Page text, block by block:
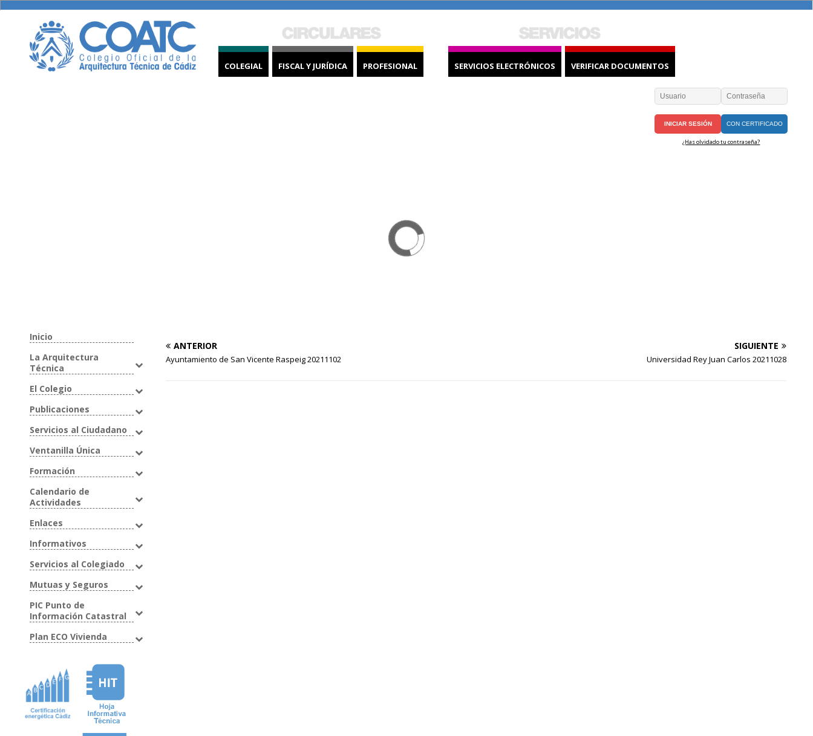
COLEGIAL FISCAL Y JURÍDICA PROFESIONAL SERVICIOS ELECTRÓNICOS VERIFICAR DOCUMENTOS
CON CERTIFICADO
¿Has olvidado tu contraseña?
ANTERIOR
Ayuntamiento de San Vicente Raspeig 20211102
SIGUIENTE
Universidad Rey Juan Carlos 20211028
Inicio
La Arquitectura
Técnica
El Colegio
Publicaciones
Servicios al Ciudadano
Ventanilla Única
Formación
Calendario de
Actividades
Enlaces
Informativos
Servicios al Colegiado
Mutuas y Seguros
PIC Punto de
Información Catastral
Plan ECO Vivienda